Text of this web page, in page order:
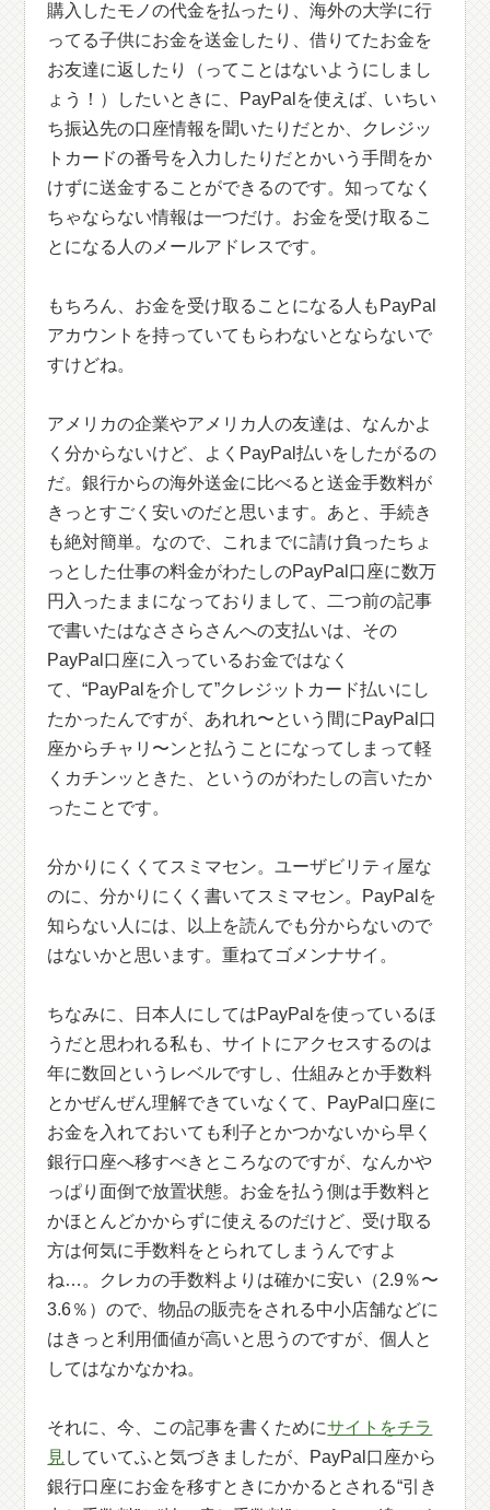
購入したモノの代金を払ったり、海外の大学に行
ってる子供にお金を送金したり、借りてたお金を
お友達に返したり（ってことはないようにしまし
ょう！）したいときに、PayPalを使えば、いちい
ち振込先の口座情報を聞いたりだとか、クレジッ
トカードの番号を入力したりだとかいう手間をか
けずに送金することができるのです。知ってなく
ちゃならない情報は一つだけ。お金を受け取るこ
とになる人のメールアドレスです。
もちろん、お金を受け取ることになる人もPayPal
アカウントを持っていてもらわないとならないで
すけどね。
アメリカの企業やアメリカ人の友達は、なんかよ
く分からないけど、よくPayPal払いをしたがるの
だ。銀行からの海外送金に比べると送金手数料が
きっとすごく安いのだと思います。あと、手続き
も絶対簡単。なので、これまでに請け負ったちょ
っとした仕事の料金がわたしのPayPal口座に数万
円入ったままになっておりまして、二つ前の記事
で書いたはなささらさんへの支払いは、その
PayPal口座に入っているお金ではなく
て、“PayPalを介して”クレジットカード払いにし
たかったんですが、あれれ〜という間にPayPal口
座からチャリ〜ンと払うことになってしまって軽
くカチンッときた、というのがわたしの言いたか
ったことです。
分かりにくくてスミマセン。ユーザビリティ屋な
のに、分かりにくく書いてスミマセン。PayPalを
知らない人には、以上を読んでも分からないので
はないかと思います。重ねてゴメンナサイ。
ちなみに、日本人にしてはPayPalを使っているほ
うだと思われる私も、サイトにアクセスするのは
年に数回というレベルですし、仕組みとか手数料
とかぜんぜん理解できていなくて、PayPal口座に
お金を入れておいても利子とかつかないから早く
銀行口座へ移すべきところなのですが、なんかや
っぱり面倒で放置状態。お金を払う側は手数料と
かほとんどかからずに使えるのだけど、受け取る
方は何気に手数料をとられてしまうんですよ
ね…。クレカの手数料よりは確かに安い（2.9％〜
3.6％）ので、物品の販売をされる中小店舗などに
はきっと利用価値が高いと思うのですが、個人と
してはなかなかね。
それに、今、この記事を書くためにサイトをチラ
見 していてふと気づきましたが、PayPal口座から
銀行口座にお金を移すときにかかるとされる“引き